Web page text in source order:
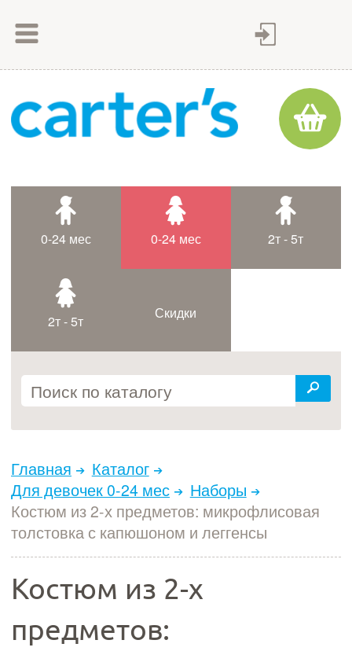
Как оплатить
Доставка товара
Контакты
0-24 мес 0-24 мес 2т - 5т
2т - 5т Скидки
Главная
Каталог
Для девочек 0-24 мес
Наборы
Костюм из 2-х предметов: микрофлисовая
толстовка с капюшоном и леггенсы
Костюм из 2-х
предметов: